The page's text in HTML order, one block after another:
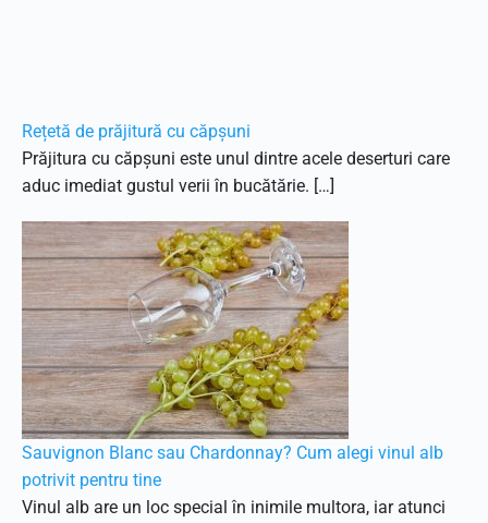
Rețetă de prăjitură cu căpșuni
Prăjitura cu căpșuni este unul dintre acele deserturi care
aduc imediat gustul verii în bucătărie. […]
Sauvignon Blanc sau Chardonnay? Cum alegi vinul alb
potrivit pentru tine
Vinul alb are un loc special în inimile multora, iar atunci